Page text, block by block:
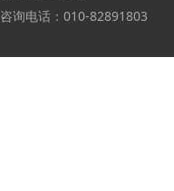
咨询电话：010-82891803